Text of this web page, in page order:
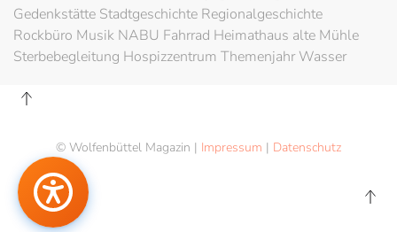
Gedenkstätte Stadtgeschichte Regionalgeschichte
Rockbüro Musik NABU Fahrrad Heimathaus alte Mühle
Sterbebegleitung Hospizzentrum Themenjahr Wasser
© Wolfenbüttel Magazin | Impressum | Datenschutz